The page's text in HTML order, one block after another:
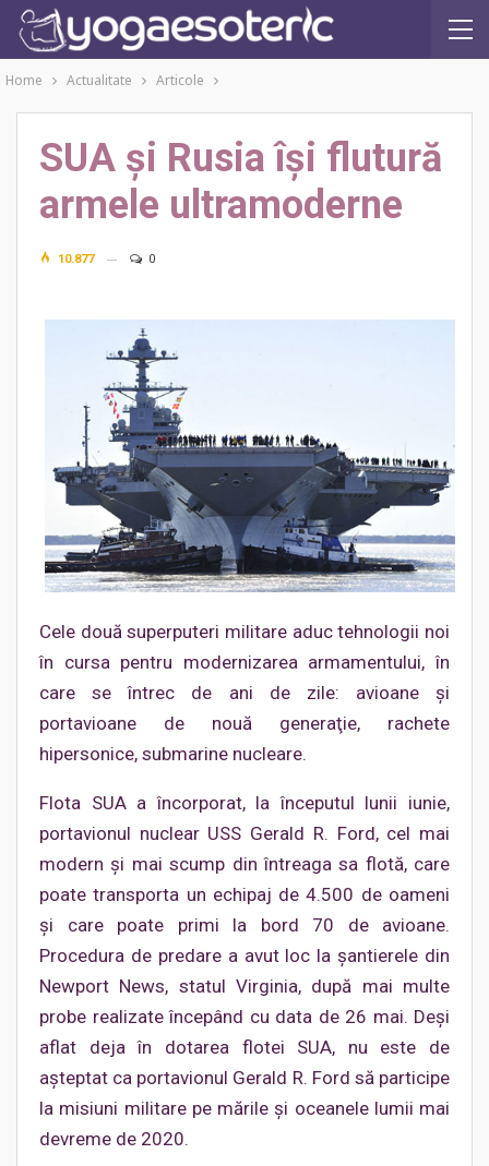
Home Actualitate Articole
SUA şi Rusia îşi flutură
armele ultramoderne
10.877 0
Cele două superputeri militare aduc tehnologii noi
în cursa pentru modernizarea armamentului, în
care se întrec de ani de zile: avioane şi
portavioane de nouă generaţie, rachete
hipersonice, submarine nucleare.
Flota SUA a încorporat, la începutul lunii iunie,
portavionul nuclear USS Gerald R. Ford, cel mai
modern şi mai scump din întreaga sa flotă, care
poate transporta un echipaj de 4.500 de oameni
şi care poate primi la bord 70 de avioane.
Procedura de predare a avut loc la şantierele din
Newport News, statul Virginia, după mai multe
probe realizate începând cu data de 26 mai. Deşi
aflat deja în dotarea flotei SUA, nu este de
aşteptat ca portavionul Gerald R. Ford să participe
la misiuni militare pe mările şi oceanele lumii mai
devreme de 2020.